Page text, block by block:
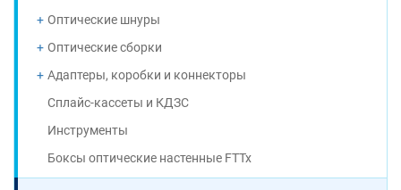
Оптические шнуры
Оптические сборки
Адаптеры, коробки и коннекторы
Сплайс-кассеты и КДЗС
Инструменты
Боксы оптические настенные FTTx